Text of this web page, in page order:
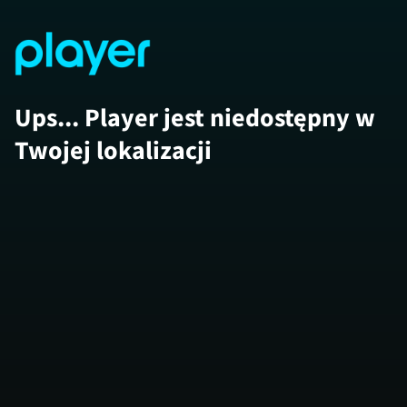
Ups... Player jest niedostępny w
Twojej lokalizacji